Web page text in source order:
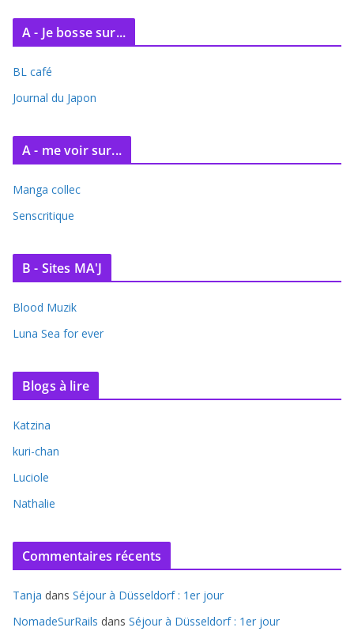
A - Je bosse sur...
BL café
Journal du Japon
A - me voir sur...
Manga collec
Senscritique
B - Sites MA'J
Blood Muzik
Luna Sea for ever
Blogs à lire
Katzina
kuri-chan
Luciole
Nathalie
Commentaires récents
Tanja dans Séjour à Düsseldorf : 1er jour
NomadeSurRails dans Séjour à Düsseldorf : 1er jour